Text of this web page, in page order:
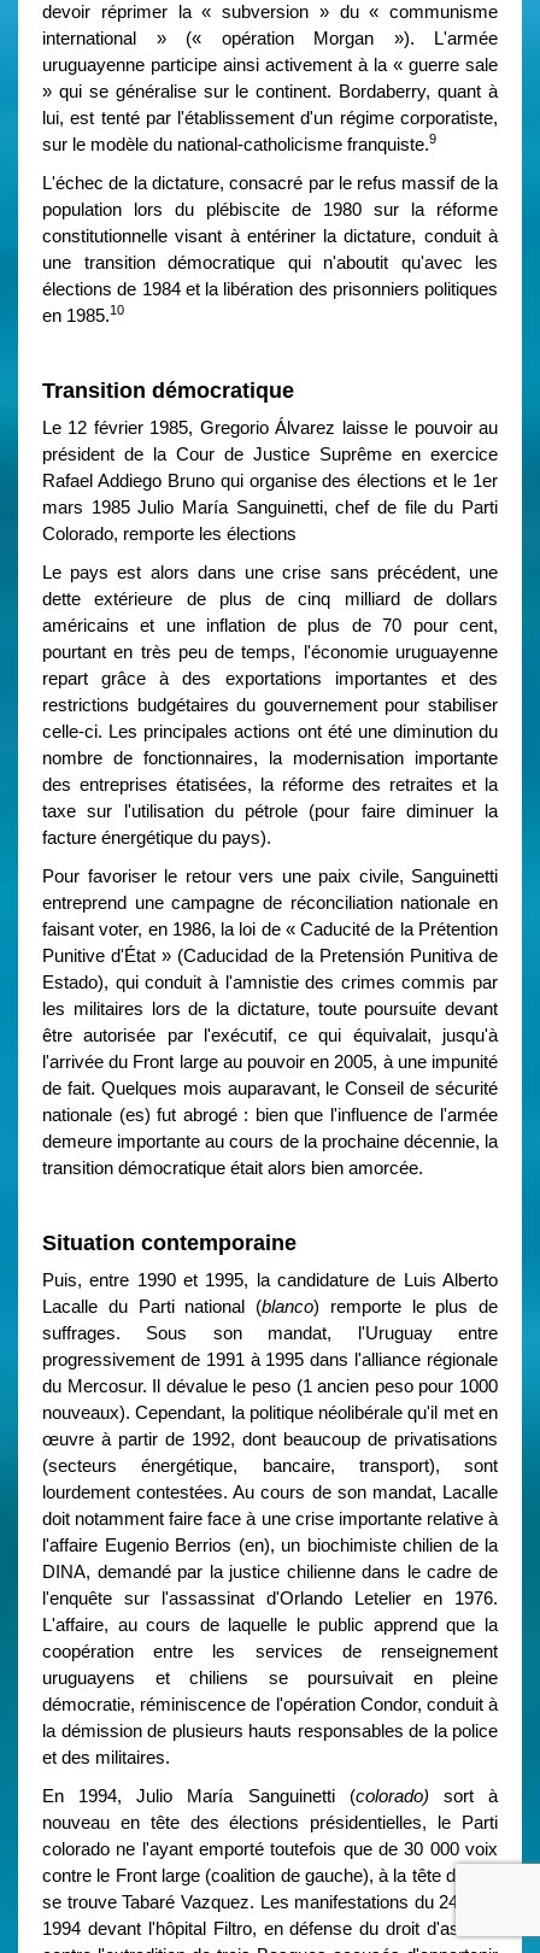
devoir réprimer la « subversion » du « communisme
international » (« opération Morgan »). L'armée
uruguayenne participe ainsi activement à la « guerre sale
» qui se généralise sur le continent. Bordaberry, quant à
lui, est tenté par l'établissement d'un régime corporatiste,
sur le modèle du national-catholicisme franquiste.9
L'échec de la dictature, consacré par le refus massif de la
population lors du plébiscite de 1980 sur la réforme
constitutionnelle visant à entériner la dictature, conduit à
une transition démocratique qui n'aboutit qu'avec les
élections de 1984 et la libération des prisonniers politiques
en 1985.10
Transition démocratique
Le 12 février 1985, Gregorio Álvarez laisse le pouvoir au
président de la Cour de Justice Suprême en exercice
Rafael Addiego Bruno qui organise des élections et le 1er
mars 1985 Julio María Sanguinetti, chef de file du Parti
Colorado, remporte les élections
Le pays est alors dans une crise sans précédent, une
dette extérieure de plus de cinq milliard de dollars
américains et une inflation de plus de 70 pour cent,
pourtant en très peu de temps, l'économie uruguayenne
repart grâce à des exportations importantes et des
restrictions budgétaires du gouvernement pour stabiliser
celle-ci. Les principales actions ont été une diminution du
nombre de fonctionnaires, la modernisation importante
des entreprises étatisées, la réforme des retraites et la
taxe sur l'utilisation du pétrole (pour faire diminuer la
facture énergétique du pays).
Pour favoriser le retour vers une paix civile, Sanguinetti
entreprend une campagne de réconciliation nationale en
faisant voter, en 1986, la loi de « Caducité de la Prétention
Punitive d'État » (Caducidad de la Pretensión Punitiva de
Estado), qui conduit à l'amnistie des crimes commis par
les militaires lors de la dictature, toute poursuite devant
être autorisée par l'exécutif, ce qui équivalait, jusqu'à
l'arrivée du Front large au pouvoir en 2005, à une impunité
de fait. Quelques mois auparavant, le Conseil de sécurité
nationale (es) fut abrogé : bien que l'influence de l'armée
demeure importante au cours de la prochaine décennie, la
transition démocratique était alors bien amorcée.
Situation contemporaine
Puis, entre 1990 et 1995, la candidature de Luis Alberto
Lacalle du Parti national (blanco) remporte le plus de
suffrages. Sous son mandat, l'Uruguay entre
progressivement de 1991 à 1995 dans l'alliance régionale
du Mercosur. Il dévalue le peso (1 ancien peso pour 1000
nouveaux). Cependant, la politique néolibérale qu'il met en
œuvre à partir de 1992, dont beaucoup de privatisations
(secteurs énergétique, bancaire, transport), sont
lourdement contestées. Au cours de son mandat, Lacalle
doit notamment faire face à une crise importante relative à
l'affaire Eugenio Berrios (en), un biochimiste chilien de la
DINA, demandé par la justice chilienne dans le cadre de
l'enquête sur l'assassinat d'Orlando Letelier en 1976.
L'affaire, au cours de laquelle le public apprend que la
coopération entre les services de renseignement
uruguayens et chiliens se poursuivait en pleine
démocratie, réminiscence de l'opération Condor, conduit à
la démission de plusieurs hauts responsables de la police
et des militaires.
En 1994, Julio María Sanguinetti (colorado) sort à
nouveau en tête des élections présidentielles, le Parti
colorado ne l'ayant emporté toutefois que de 30 000 voix
contre le Front large (coalition de gauche), à la tête duquel
se trouve Tabaré Vazquez. Les manifestations du 24 août
1994 devant l'hôpital Filtro, en défense du droit d'asile et